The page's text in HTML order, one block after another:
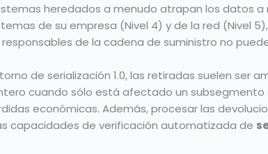
heredados a menudo atrapan los datos a
de su empresa (Nivel 4) y de la red (Nivel
de la cadena de suministro no
de serialización 1.0, las retiradas suelen ser
cuando sólo está afectado un subsegmento
económicas. Además, procesar las
capacidades de verificación automatizada de